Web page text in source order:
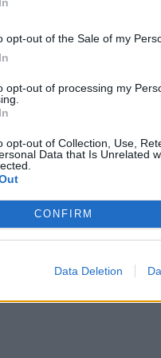
opt-out of the Sale of my
opt-out of processing my
opt-out of Collection, Use,
Data that Is Unrelated
CONFIRM
Data Deletion
του Grave's και ο
ενδοκρινικά...